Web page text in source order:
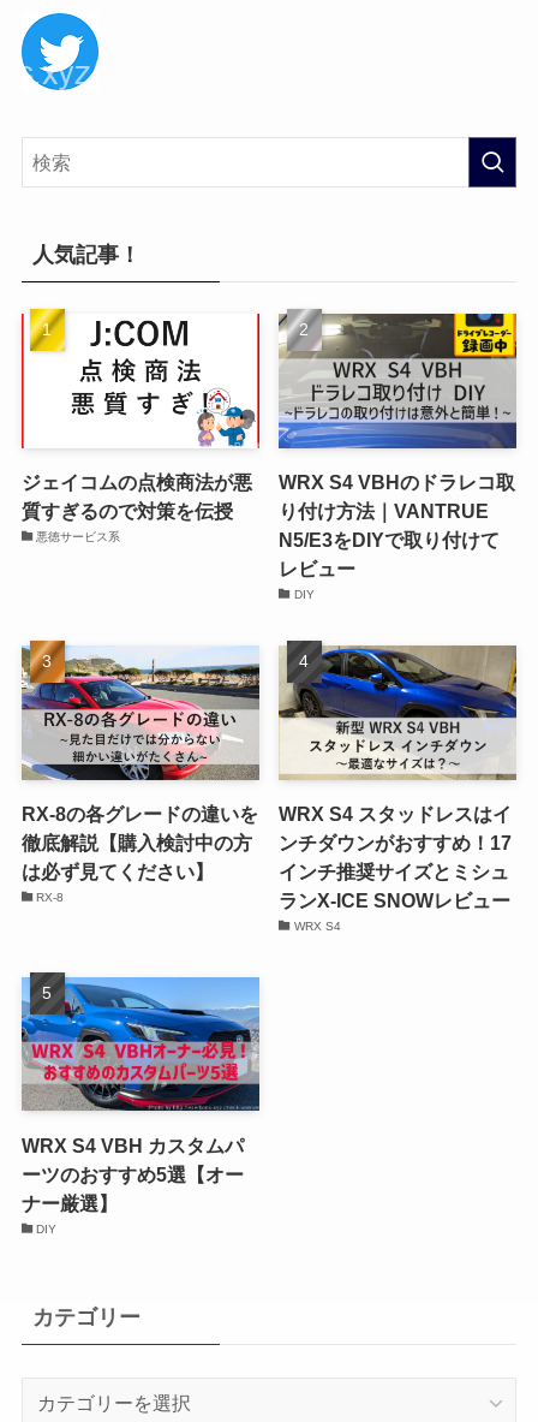
人気記事！
ジェイコムの点検商法が悪
質すぎるので対策を伝授
悪徳サービス系
WRX S4 VBHのドラレコ取
り付け方法｜VANTRUE
N5/E3をDIYで取り付けて
レビュー
DIY
RX-8の各グレードの違いを
徹底解説【購入検討中の方
は必ず見てください】
RX-8
WRX S4 スタッドレスはイ
ンチダウンがおすすめ！17
インチ推奨サイズとミシュ
ランX-ICE SNOWレビュー
WRX S4
WRX S4 VBH カスタムパ
ーツのおすすめ5選【オー
ナー厳選】
DIY
カテゴリー